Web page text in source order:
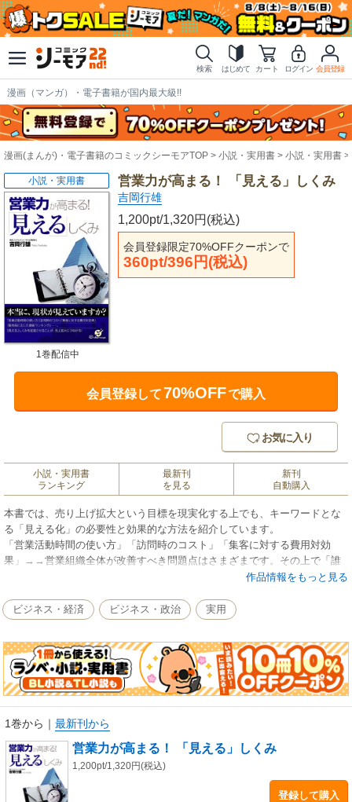
検索 はじめて カート ログイン 会員登録
漫画（マンガ）・電子書籍が国内最大級!!
漫画(まんが)・電子書籍のコミックシーモアTOP 小説・実用書 小説・実用書
営業力が高まる！ 「見える」しくみ
吉岡行雄
1,200pt/1,320円(税込)
会員登録限定70%OFFクーポンで
360pt/396円(税込)
小説・実用書
1巻配信中
会員登録して70%OFFで購入
お気に入り
小説・実用書
ランキング
最新刊
を見る
新刊
自動購入
本書では、売り上げ拡大という目標を現実化する上でも、キーワードとな
る「見える化」の必要性と効果的な方法を紹介しています。
「営業活動時間の使い方」「訪問時のコスト」「集客に対する費用対効
果」→→営業組織全体が改善すべき問題点はさまざまです。その上で「誰
が」「何を」「どのように」実行していくかを明確にすることこそ、「見
ょう！
作品情報をもっと見る
ビジネス・経済 ビジネス・政治 実用
1巻から ｜ 最新刊から
営業力が高まる！ 「見える」しくみ
1,200pt/1,320円(税込)
登録して購入